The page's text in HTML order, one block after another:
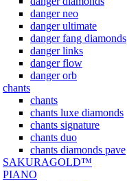
danger neo
danger ultimate
danger fang diamonds
danger links
danger flow
danger orb
chants
chants
chants luxe diamonds
chants signature
chants duo
chants diamonds pave
SAKURAGOLD™
PIANO